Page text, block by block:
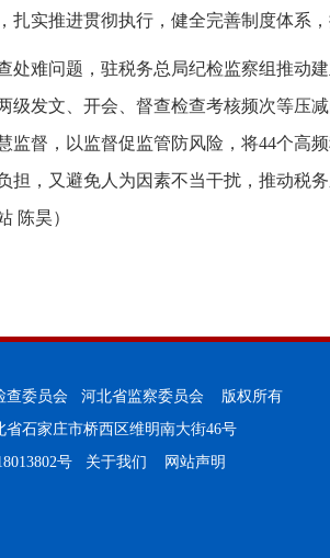
扎实推进贯彻执行，健全完善制度体系
处难问题，驻税务总局纪检监察组推动
级发文、开会、督查检查考核频次等压
监督，以监督促监管防风险，将44个高
担，又避免人为因素不当干扰，推动税
陈昊）
查委员会 河北省监察委员会 版权所有
省石家庄市桥西区维明南大街46号
号
关于我们 网站声明